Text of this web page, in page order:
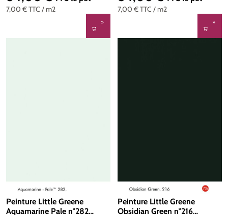
7,00 €TTC / m2 7,00 €TTC / m2
Peinture Little Greene
Aquamarine Pale n°282
Peinture Little Greene
Obsidian Green n°216